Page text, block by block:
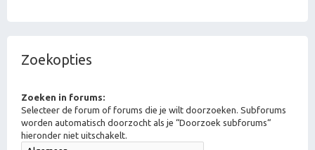
Zoekopties
Zoeken in forums:
Selecteer de forum of forums die je wilt doorzoeken. Subforums
worden automatisch doorzocht als je “Doorzoek subforums“
hieronder niet uitschakelt.